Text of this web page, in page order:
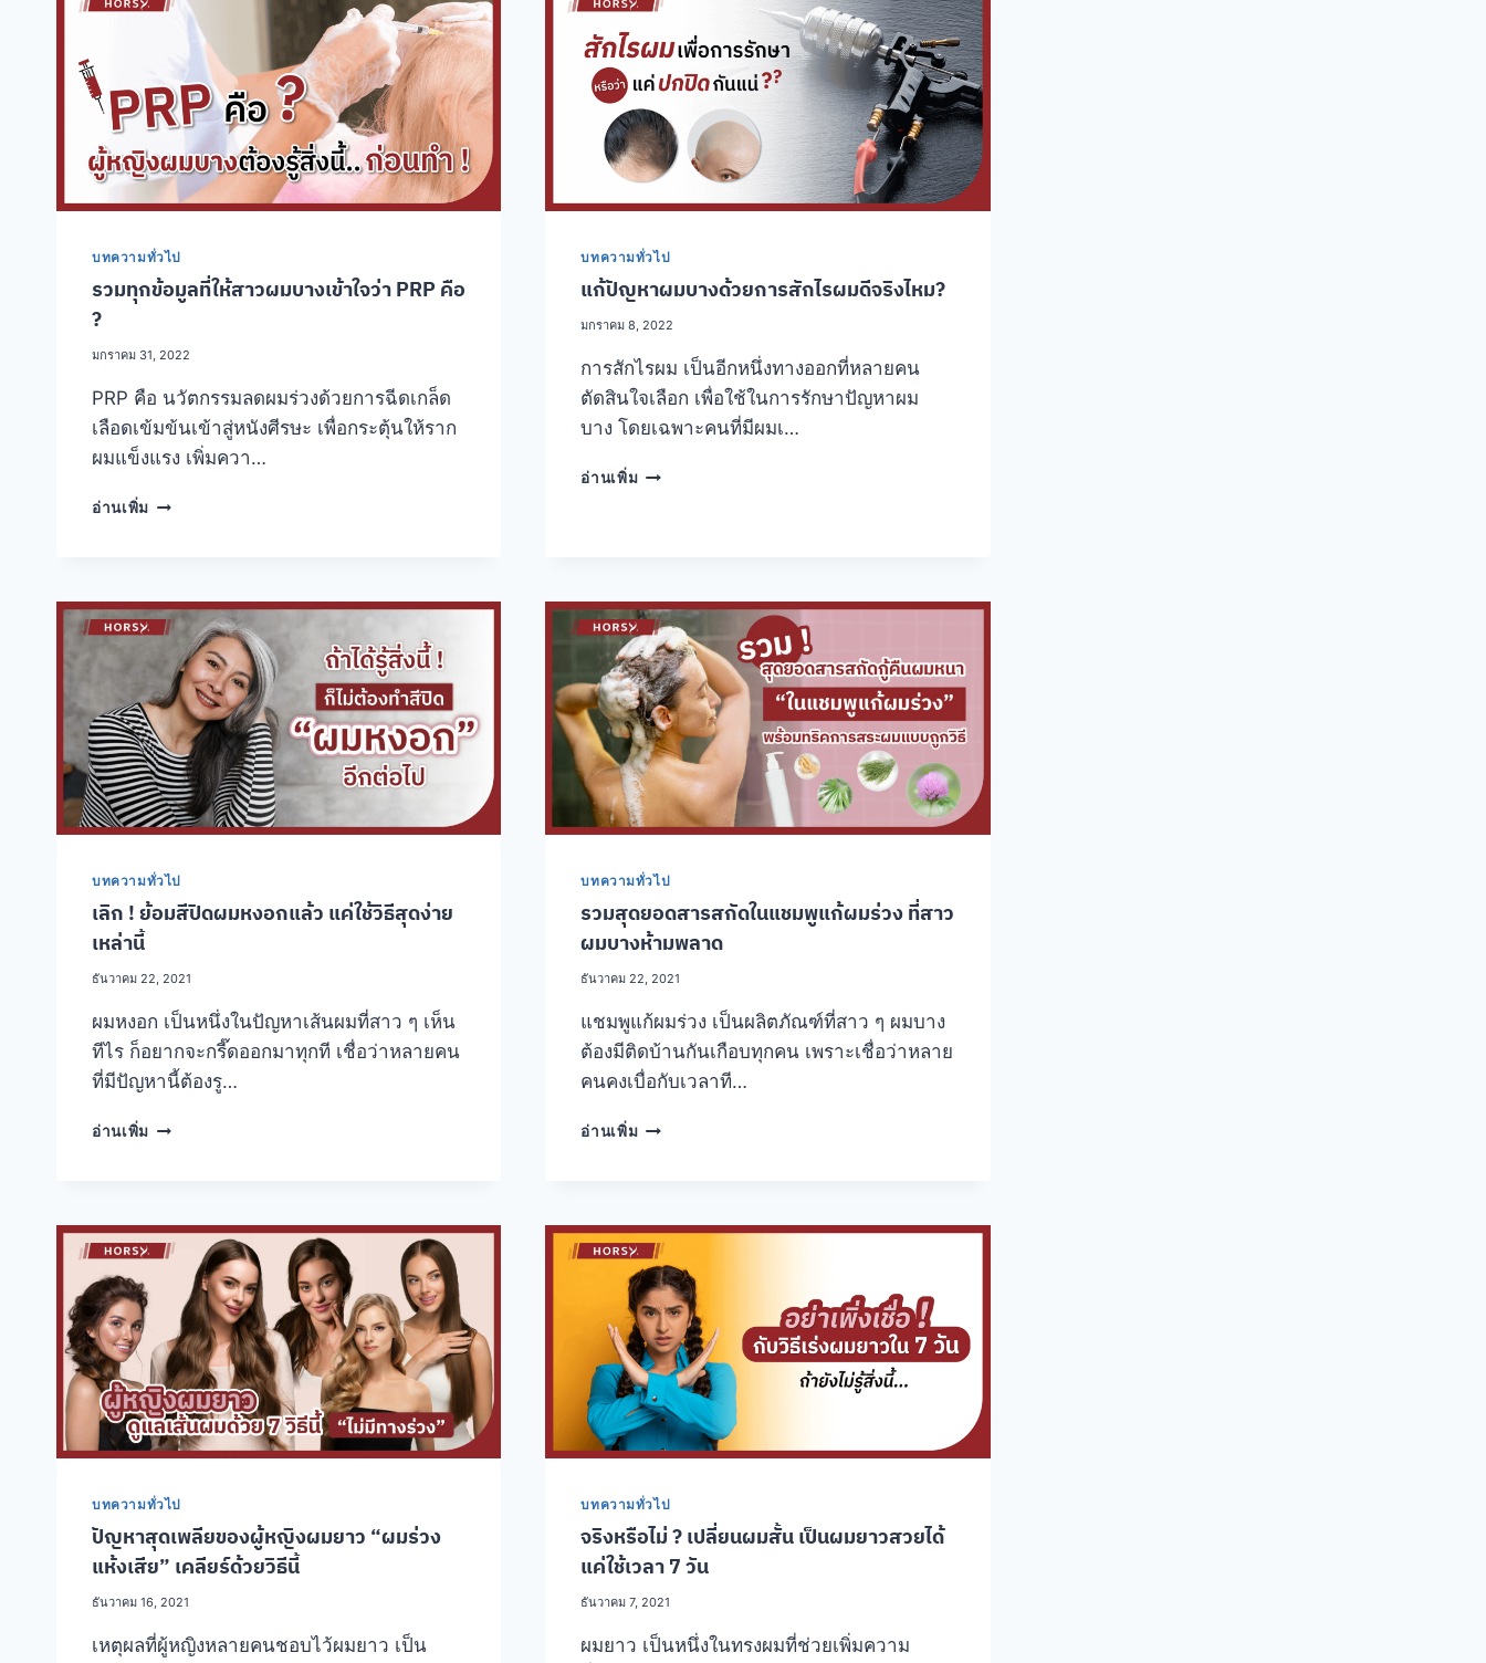
ไป
มั่นใจ
ด้วย
7
บริการ
นี้
บทความทั่วไป
รวมทุกข้อมูลที่ให้สาวผมบางเข้าใจว่า PRP คือ
?
มกราคม 31, 2022
PRP คือ นวัตกรรมลดผมร่วงด้วยการฉีดเกล็ด
เลือดเข้มข้นเข้าสู่หนังศีรษะ เพื่อกระตุ้นให้ราก
ผมแข็งแรง เพิ่มควา…
อ่านเพิ่ม รวม
สาว
ผม
บาง
เข้าใจ
ว่า
PRP
คือ
?
บทความทั่วไป
แก้ปัญหาผมบางด้วยการสักไรผมดีจริงไหม?
มกราคม 8, 2022
การสักไรผม เป็นอีกหนึ่งทางออกที่หลายคน
ตัดสินใจเลือก เพื่อใช้ในการรักษาปัญหาผม
บาง โดยเฉพาะคนที่มีผมเ…
อ่านเพิ่มแก้
สัก
ไร
ผม
ดี
จริง
ไหม?
บทความทั่วไป
เลิก ! ย้อมสีปิดผมหงอกแล้ว แค่ใช้วิธีสุดง่าย
เหล่านี้
ธันวาคม 22, 2021
ผมหงอก เป็นหนึ่งในปัญหาเส้นผมที่สาว ๆ เห็น
ทีไร ก็อยากจะกรี๊ดออกมาทุกที เชื่อว่าหลายคน
ที่มีปัญหานี้ต้องรู…
อ่านเพิ่ม เลิก
ผม
หงอก
แค่
วิธี
สุด
ง่าย
เหล่า
นี้
บทความทั่วไป
รวมสุดยอดสารสกัดในแชมพูแก้ผมร่วง ที่สาว
ผมบางห้ามพลาด
ธันวาคม 22, 2021
แชมพูแก้ผมร่วง เป็นผลิตภัณฑ์ที่สาว ๆ ผมบาง
ต้องมีติดบ้านกันเกือบทุกคน เพราะเชื่อว่าหลาย
คนคงเบื่อกับเวลาที…
อ่านเพิ่มรวม
ใน
แชมพู
แก้
ผม
ร่วง
ที่
สาว
ผม
บาง
ห้าม
บทความทั่วไป
ปัญหาสุดเพลียของผู้หญิงผมยาว “ผมร่วง
แห้งเสีย” เคลียร์ด้วยวิธีนี้
ธันวาคม 16, 2021
เหตุผลที่ผู้หญิงหลายคนชอบไว้ผมยาว เป็น
บทความทั่วไป
จริงหรือไม่ ? เปลี่ยนผมสั้น เป็นผมยาวสวยได้
แค่ใช้เวลา 7 วัน
ธันวาคม 7, 2021
ผมยาว เป็นหนึ่งในทรงผมที่ช่วยเพิ่มความ